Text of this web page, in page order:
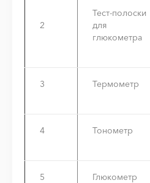
2
Тест-полоски
для
глюкометра
3 Термометр
4 Тонометр
5 Глюкометр